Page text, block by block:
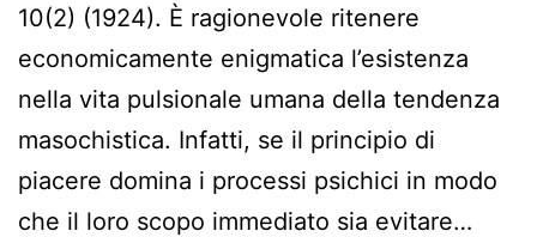
10(2) (1924). È ragionevole ritenere
economicamente enigmatica l’esistenza
nella vita pulsionale umana della tendenza
masochistica. Infatti, se il principio di
piacere domina i processi psichici in modo
che il loro scopo immediato sia evitare…